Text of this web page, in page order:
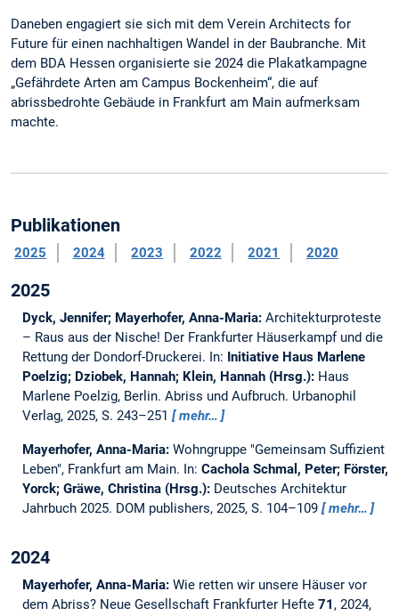
Daneben engagiert sie sich mit dem Verein Architects for
Future für einen nachhaltigen Wandel in der Baubranche. Mit
dem BDA Hessen organisierte sie 2024 die Plakatkampagne
„Gefährdete Arten am Campus Bockenheim“, die auf
abrissbedrohte Gebäude in Frankfurt am Main aufmerksam
machte.
Publikationen
2025 2024 2023 2022 2021 2020
2025
Dyck, Jennifer; Mayerhofer, Anna-Maria: Architekturproteste
– Raus aus der Nische! Der Frankfurter Häuserkampf und die
Rettung der Dondorf-Druckerei. In: Initiative Haus Marlene
Poelzig; Dziobek, Hannah; Klein, Hannah (Hrsg.): Haus
Marlene Poelzig, Berlin. Abriss und Aufbruch. Urbanophil
Verlag, 2025, S. 243–251
mehr…
Mayerhofer, Anna-Maria: Wohngruppe "Gemeinsam Suffizient
Leben", Frankfurt am Main. In: Cachola Schmal, Peter; Förster,
Yorck; Gräwe, Christina (Hrsg.): Deutsches Architektur
Jahrbuch 2025. DOM publishers, 2025, S. 104–109
mehr…
2024
Mayerhofer, Anna-Maria: Wie retten wir unsere Häuser vor
dem Abriss? Neue Gesellschaft Frankfurter Hefte 71 , 2024,